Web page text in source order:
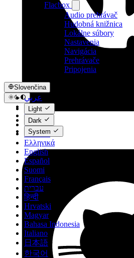
Flacbox
Audio prehrávač
Hudobná knižnica
Lokálne súbory
Nastavenia
Navigácia
Prehrávače
Pripojenia
Slovenčina
عربي
Català
Čeština
Dansk
Deutsch
Ελληνικά
English
Español
Suomi
Français
עברית
हिन्दी
Hrvatski
Magyar
Bahasa Indonesia
Italiano
日本語
한국어
Light
Dark
System